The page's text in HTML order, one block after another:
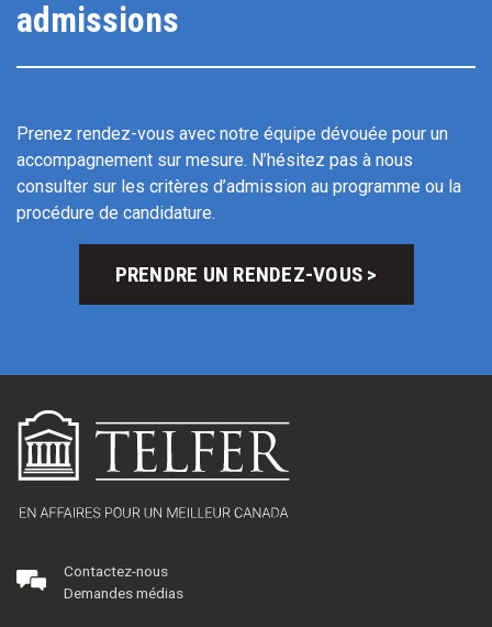
admissions
Prenez rendez-vous avec notre équipe dévouée pour un
accompagnement sur mesure. N’hésitez pas à nous
consulter sur les critères d’admission au programme ou la
procédure de candidature.
PRENDRE UN RENDEZ-VOUS >
Contactez-nous
Demandes médias